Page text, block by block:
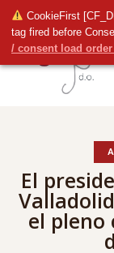
CookieFirst
tag fired before
/ consent load
El
el pleno